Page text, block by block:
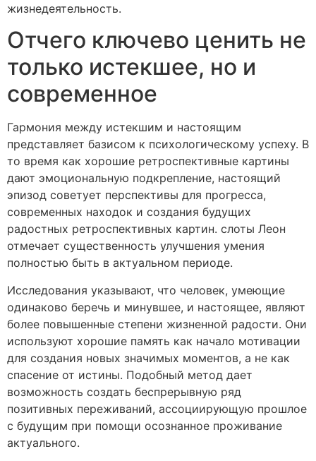
жизнедеятельность.
Отчего ключево ценить не
только истекшее, но и
современное
Гармония между истекшим и настоящим
представляет базисом к психологическому успеху. В
то время как хорошие ретроспективные картины
дают эмоциональную подкрепление, настоящий
эпизод советует перспективы для прогресса,
современных находок и создания будущих
радостных ретроспективных картин. слоты Леон
отмечает существенность улучшения умения
полностью быть в актуальном периоде.
Исследования указывают, что человек, умеющие
одинаково беречь и минувшее, и настоящее, являют
более повышенные степени жизненной радости. Они
используют хорошие память как начало мотивации
для создания новых значимых моментов, а не как
спасение от истины. Подобный метод дает
возможность создать беспрерывную ряд
позитивных переживаний, ассоциирующую прошлое
с будущим при помощи осознанное проживание
актуального.